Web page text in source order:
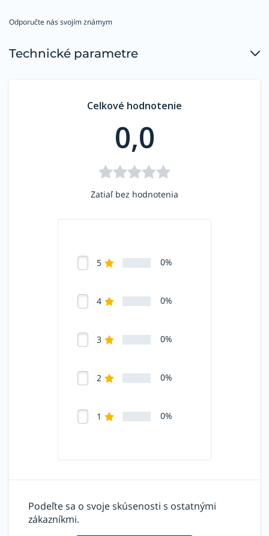
výrobcu
(mm)
(mm)
0763405 6,0 - 9,0 300 60°
Kompatibilná zváracia hubica:
Odporučte nás svojím známym
Technické parametre
Celkové hodnotenie
0,0
Zatiaľ bez hodnotenia
5 0%
4 0%
3 0%
2 0%
1 0%
Podeľte sa o svoje skúsenosti s ostatnými
zákazníkmi.